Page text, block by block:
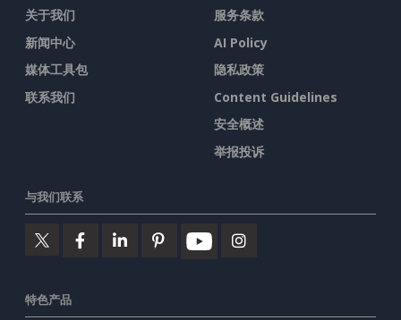
关于我们
新闻中心
媒体工具包
联系我们
服务条款
AI Policy
隐私政策
Content Guidelines
安全概述
举报投诉
与我们联系
特色产品